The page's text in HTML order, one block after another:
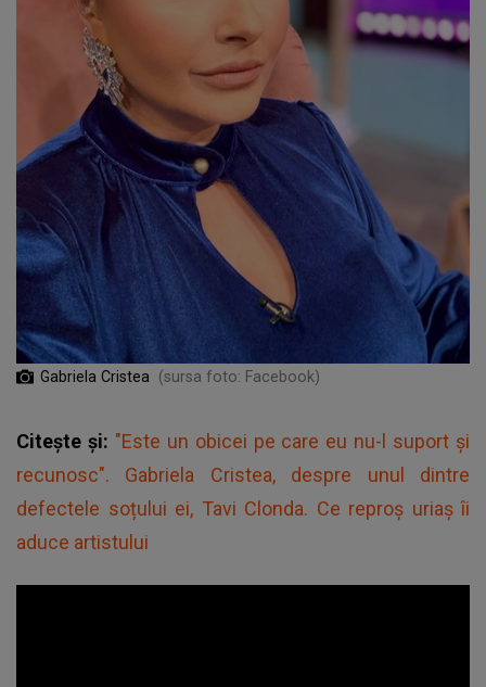
Gabriela Cristea (sursa foto: Facebook)
Citește și: "Este un obicei pe care eu nu-l suport și
recunosc". Gabriela Cristea, despre unul dintre
defectele soțului ei, Tavi Clonda. Ce reproș uriaș îi
aduce artistului